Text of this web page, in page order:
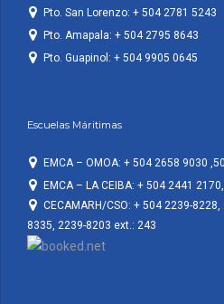
Pto. San Lorenzo: + 504 2781 5243
Pto. Amapala: + 504 2795 8643
Pto. Guapinol: + 504 9905 0645
Escuelas Máritimas
EMCA – OMOA: + 504 2658 9030
EMCA – LA CEIBA: + 504 2441
CECAMARH/CSO: + 504 2239-
8335, 2239-8203 ext.: 243